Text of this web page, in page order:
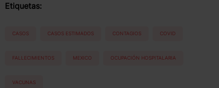
Etiquetas:
CASOS CASOS ESTIMADOS CONTAGIOS COVID
FALLECIMIENTOS MEXICO OCUPACIÓN HOSPITALARIA
VACUNAS